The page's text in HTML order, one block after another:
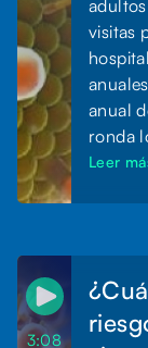
visitas
anual
ronda
Leer
3:08